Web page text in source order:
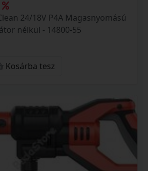
24/18V P4A Magasnyomású
nélkül - 14800-55
Kosárba tesz